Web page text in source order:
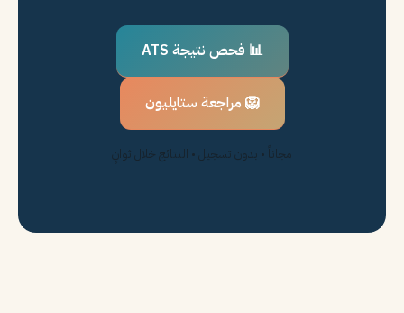
📊 فحص نتيجة ATS
🦁 مراجعة ستايليون
مجاناً • بدون تسجيل • النتائج خلال ثوانٍ